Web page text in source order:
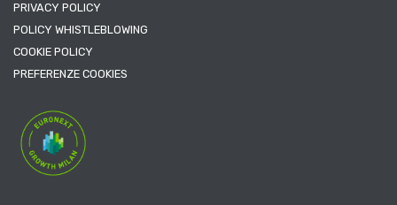
PRIVACY POLICY
POLICY WHISTLEBLOWING
COOKIE POLICY
PREFERENZE COOKIES